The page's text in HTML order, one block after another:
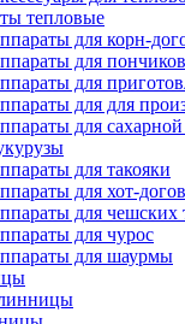
тепловые
для корн-
для пончиков
для
для для
для
для такояки
для хот-догов
для чешских
для чурос
для шаурмы